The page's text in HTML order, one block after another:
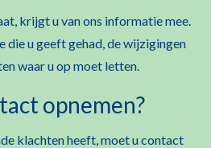
krijgt u van ons informatie mee.
die u geeft gehad, de wijzigingen
waar u op moet letten.
opnemen?
klachten heeft, moet u contact